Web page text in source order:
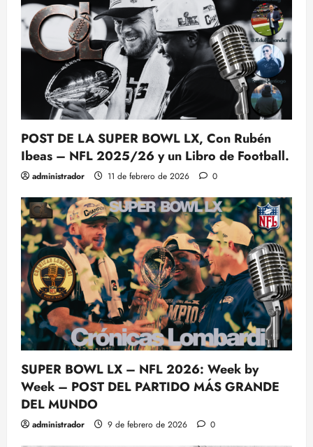
POST DE LA SUPER BOWL LX, Con Rubén
Ibeas – NFL 2025/26 y un Libro de Football.
administrador 11 de febrero de 2026 0
SUPER BOWL LX – NFL 2026: Week by
Week – POST DEL PARTIDO MÁS GRANDE
DEL MUNDO
administrador 9 de febrero de 2026 0